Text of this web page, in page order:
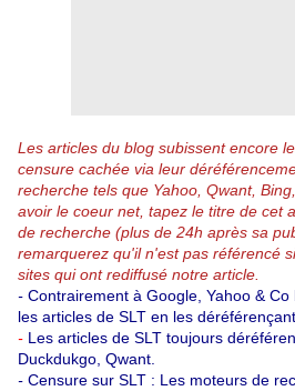
Les articles du blog subissent encore
censure cachée via leur
recherche tels que Yahoo, Qwant,
avoir le coeur net, tapez le titre de cet
de recherche (plus de 24h après sa
remarquerez qu'il n'est pas référencé
sites qui ont rediffusé notre article.
- Contrairement à Google, Yahoo &
les articles de SLT en les
- Les articles de SLT toujours
Duckdukgo, Qwant.
- Censure sur SLT : Les moteurs de